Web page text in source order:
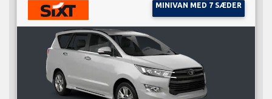
MINIVAN MED 7 SÆDER